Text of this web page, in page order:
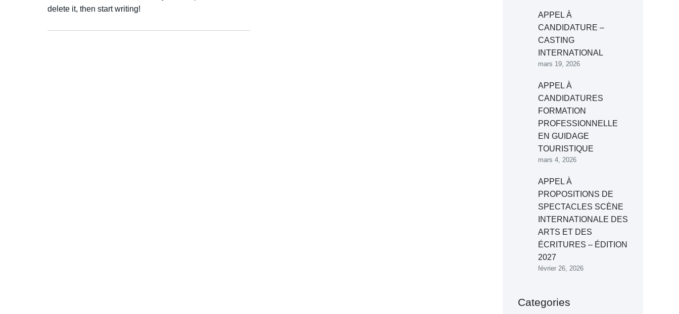
delete it, then start writing!
APPEL À
CANDIDATURE –
CASTING
INTERNATIONAL
mars 19, 2026
APPEL À
CANDIDATURES
FORMATION
PROFESSIONNELLE
EN GUIDAGE
TOURISTIQUE
mars 4, 2026
APPEL À
PROPOSITIONS DE
SPECTACLES SCÈNE
INTERNATIONALE DES
ARTS ET DES
ÉCRITURES – ÉDITION
2027
février 26, 2026
Categories